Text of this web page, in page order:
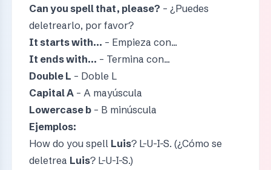
Can you spell that, please? – ¿Puedes
deletrearlo, por favor?
It starts with... – Empieza con...
It ends with... – Termina con...
Double L – Doble L
Capital A– A mayúscula
Lowercase b– B minúscula
Ejemplos:
How do you spell Luis? L-U-I-S. (¿Cómo se
deletrea Luis? L-U-I-S.)